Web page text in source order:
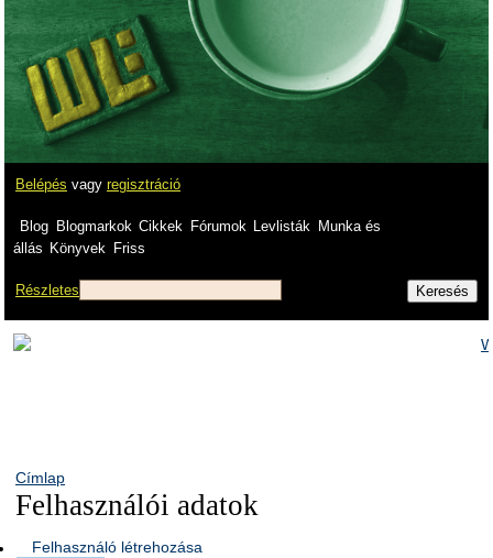
Belépés vagy regisztráció
Blog Blogmarkok Cikkek Fórumok Levlisták
Munka és
állás Könyvek Friss
Részletes
Címlap
Felhasználói adatok
Felhasználó létrehozása